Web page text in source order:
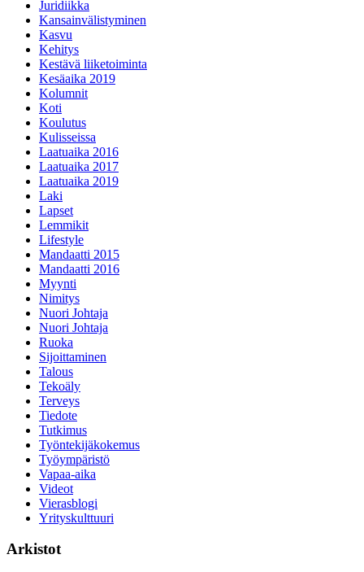
Juridiikka
Kansainvälistyminen
Kasvu
Kehitys
Kestävä liiketoiminta
Kesäaika 2019
Kolumnit
Koti
Koulutus
Kulisseissa
Laatuaika 2016
Laatuaika 2017
Laatuaika 2019
Laki
Lapset
Lemmikit
Lifestyle
Mandaatti 2015
Mandaatti 2016
Myynti
Nimitys
Nuori Johtaja
Nuori Johtaja
Ruoka
Sijoittaminen
Talous
Tekoäly
Terveys
Tiedote
Tutkimus
Työntekijäkokemus
Työympäristö
Vapaa-aika
Videot
Vierasblogi
Yrityskulttuuri
Arkistot